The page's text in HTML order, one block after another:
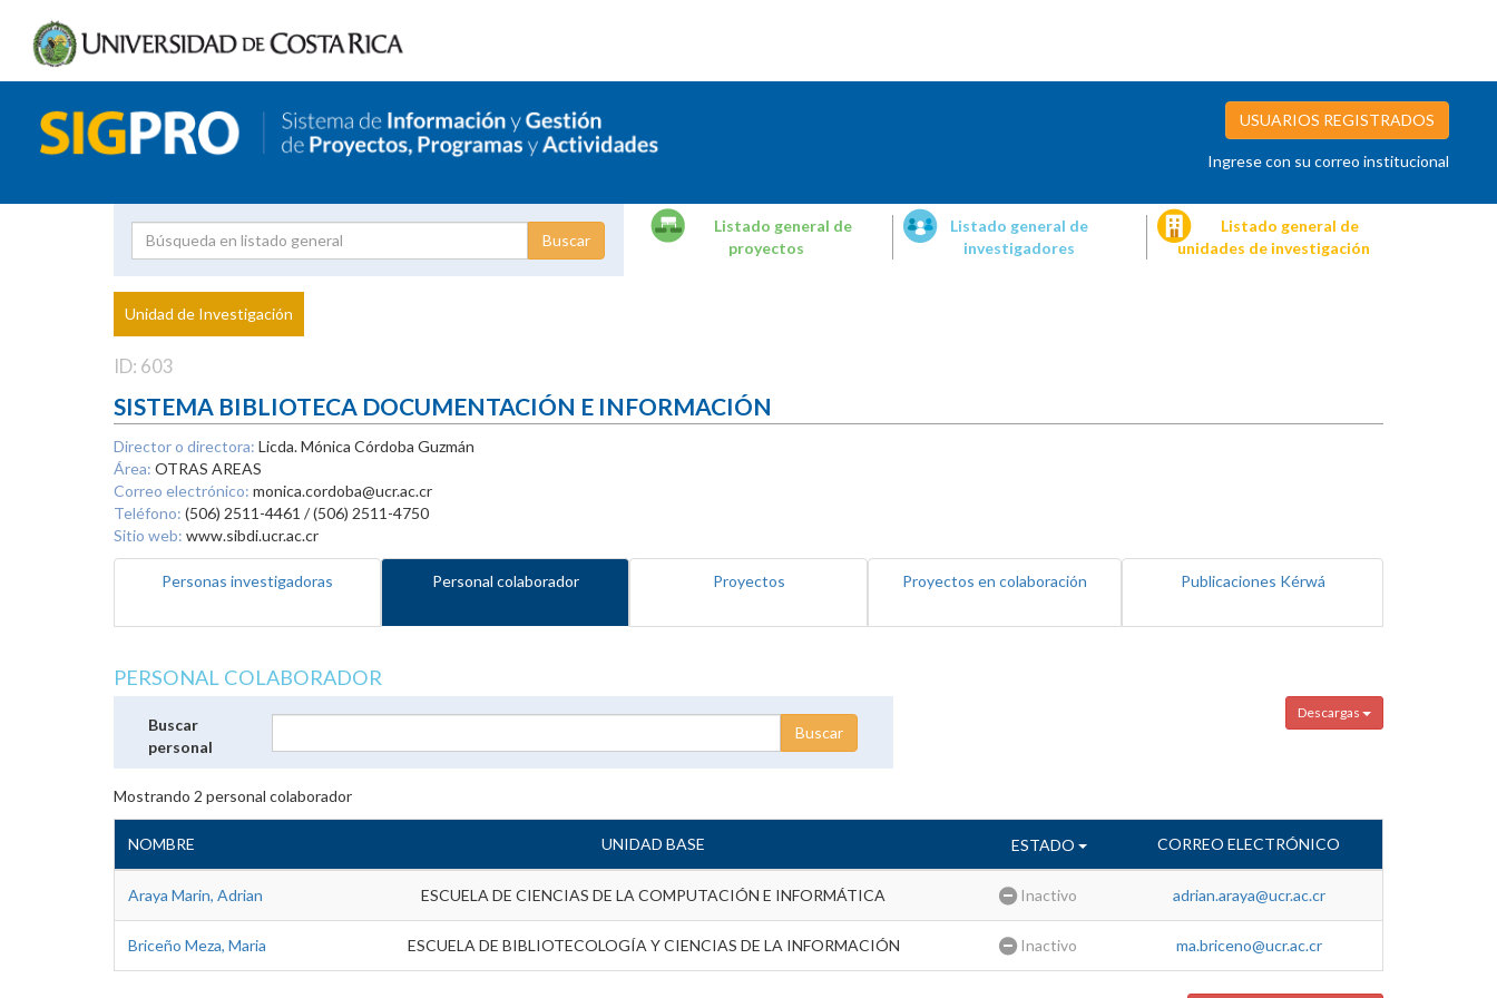
USUARIOS REGISTRADOS
Ingrese con su correo institucional
Proyecto
Investigador
Listado general de
proyectos
Listado general de
investigadores
Listado general de
unidades de investigación
Unidad de Investigación
ID: 603
SISTEMA BIBLIOTECA DOCUMENTACIÓN E INFORMACIÓN
Director o directora: Licda. Mónica Córdoba Guzmán
Área: OTRAS AREAS
Correo electrónico: monica.cordoba@ucr.ac.cr
Teléfono: (506) 2511-4461 / (506) 2511-4750
Sitio web: www.sibdi.ucr.ac.cr
Personas investigadoras Personal colaborador Proyectos Proyectos en colaboración Publicaciones Kérwá
PERSONAL COLABORADOR
Descargas
Buscar
personal
Mostrando 2 personal colaborador
NOMBRE UNIDAD BASE ESTADO CORREO ELECTRÓNICO
Araya Marin, Adrian ESCUELA DE CIENCIAS DE LA COMPUTACIÓN E INFORMÁTICA Inactivo adrian.araya@ucr.ac.cr
Briceño Meza, Maria ESCUELA DE BIBLIOTECOLOGÍA Y CIENCIAS DE LA INFORMACIÓN Inactivo ma.briceno@ucr.ac.cr